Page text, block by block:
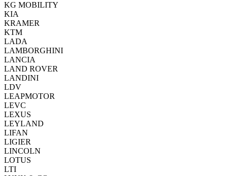
KG MOBILITY
KIA
KRAMER
KTM
LADA
LAMBORGHINI
LANCIA
LAND ROVER
LANDINI
LDV
LEAPMOTOR
LEVC
LEXUS
LEYLAND
LIFAN
LIGIER
LINCOLN
LOTUS
LTI